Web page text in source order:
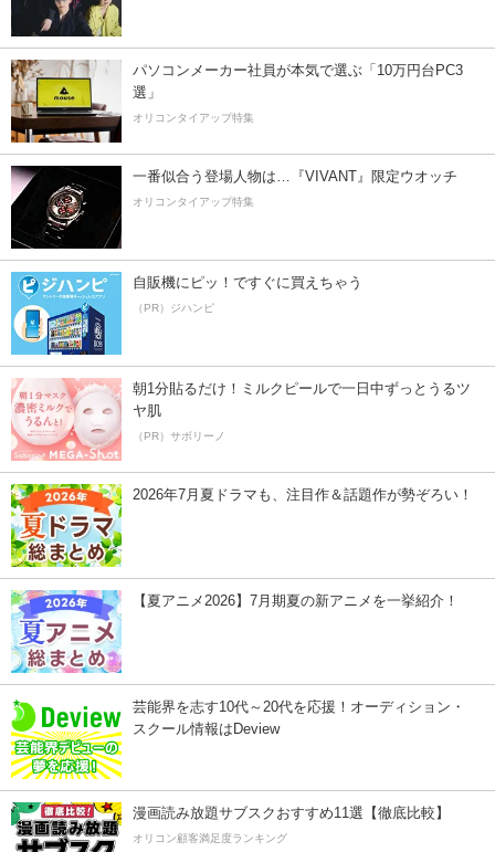
パソコンメーカー社員が本気で選ぶ「10万円台PC3
選」
オリコンタイアップ特集
一番似合う登場人物は…『VIVANT』限定ウオッチ
オリコンタイアップ特集
自販機にピッ！ですぐに買えちゃう
（PR）ジハンピ
朝1分貼るだけ！ミルクピールで一日中ずっとうるツ
ヤ肌
（PR）サボリーノ
2026年7月夏ドラマも、注目作＆話題作が勢ぞろい！
【夏アニメ2026】7月期夏の新アニメを一挙紹介！
芸能界を志す10代～20代を応援！オーディション・
スクール情報はDeview
漫画読み放題サブスクおすすめ11選【徹底比較】
オリコン顧客満足度ランキング